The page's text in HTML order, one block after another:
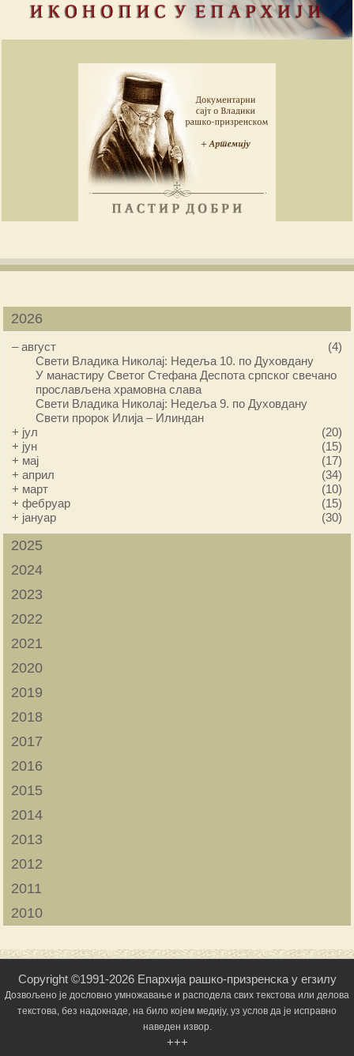
2026
–август
(4)
Свети Владика Николај: Недеља 10. по Духовдану
У манастиру Светог Стефана Деспота српског свечано
прослављена храмовна слава
Свети Владика Николај: Недеља 9. по Духовдану
Свети пророк Илија – Илиндан
+ јул
(20)
+ јун
(15)
+ мај
(17)
+април
(34)
+ март
(10)
+фебруар
(15)
+ јануар (30)
2025
2024
2023
2022
2021
2020
2019
2018
2017
2016
2015
2014
2013
2012
2011
2010
Copyright ©1991-2026 Епархија рашко-призренска у егзилу
Дозвољено је дословно умножавање и расподела свих текстова или делова
текстова, без надокнаде, на било којем медију, уз услов да је исправно
наведен извор.
+++